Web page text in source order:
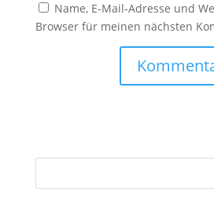
Name, E-Mail-Adresse und
Browser für meinen nächsten